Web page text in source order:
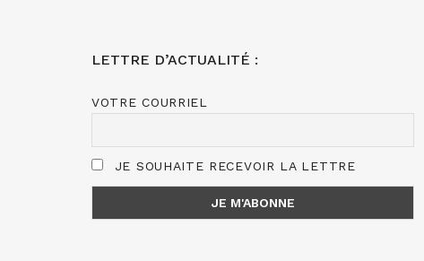
LETTRE D’ACTUALITÉ :
VOTRE COURRIEL
JE SOUHAITE RECEVOIR LA LETTRE